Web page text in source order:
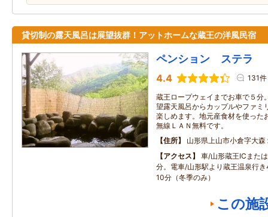
貸切制の露天風呂は展望抜群！アットホームな蔵王の洋風民宿
ペンション ステラ
4.4 131件
蔵王ロープウェイまでお車で５分
望露天風呂からカップルやファミ
楽しめます。地元産食材を使った
無線ＬＡＮ無料です。
住所
山形県上山市小倉字大
アクセス
車/山形蔵王ICまた
分。電車/山形駅より蔵王温泉行
10分（冬季のみ）
この施